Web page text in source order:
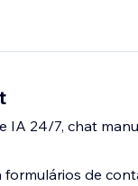
IA 24/7, chat
de